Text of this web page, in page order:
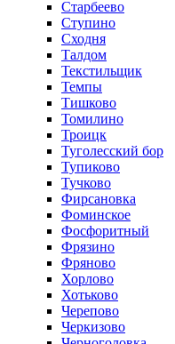
Старбеево
Ступино
Сходня
Талдом
Текстильщик
Темпы
Тишково
Томилино
Троицк
Туголесский бор
Тупиково
Тучково
Фирсановка
Фоминское
Фосфоритный
Фрязино
Фряново
Хорлово
Хотьково
Черепово
Черкизово